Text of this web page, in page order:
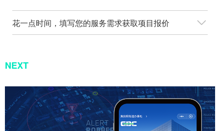
花一点时间，填写您的服务需求获取项目报价
NEXT